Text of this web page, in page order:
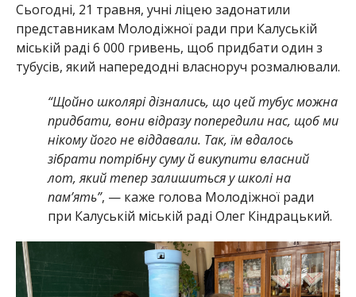
Сьогодні, 21 травня, учні ліцею задонатили
представникам Молодіжної ради при Калуській
міській раді 6 000 гривень, щоб придбати один з
тубусів, який напередодні власноруч розмалювали.
“Щойно школярі дізнались, що цей тубус можна
придбати, вони відразу попередили нас, щоб ми
нікому його не віддавали. Так, їм вдалось
зібрати потрібну суму й викупити власний
лот, який тепер залишиться у школі на
пам’ять”, — каже голова Молодіжної ради
при Калуській міській раді Олег Кіндрацький.